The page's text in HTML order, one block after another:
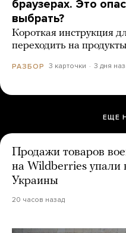
браузерах. Это
выбрать?
Короткая инструкция
переходить на
РАЗБОР 3 карточки 3 дня
ЕЩЕ
Продажи товаров
на Wildberries упали
Украины
20 часов назад